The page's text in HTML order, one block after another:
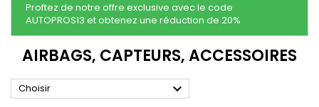
Proftez de notre offre exclusive avec le code
AUTOPROS13 et obtenez une réduction de 20%
AIRBAGS, CAPTEURS, ACCESSOIRES
Choisir 